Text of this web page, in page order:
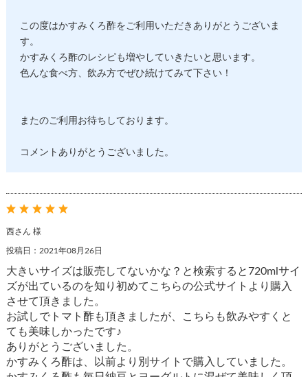
この度はかすみくろ酢をご利用いただきありがとうございま
す。
かすみくろ酢のレシピも増やしていきたいと思います。
色んな食べ方、飲み方でぜひ続けてみて下さい！
またのご利用お待ちしております。
コメントありがとうございました。
西さん 様
投稿日：2021年08月26日
大きいサイズは販売してないかな？と検索すると720mlサイ
ズが出ているのを知り初めてこちらの公式サイトより購入
させて頂きました。
お試しでトマト酢も頂きましたが、こちらも飲みやすくと
ても美味しかったです♪
ありがとうございました。
かすみくろ酢は、以前より別サイトで購入していました。